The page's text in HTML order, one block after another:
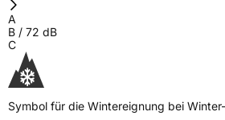
A
B / 72 dB
C
Symbol für die Wintereignung bei